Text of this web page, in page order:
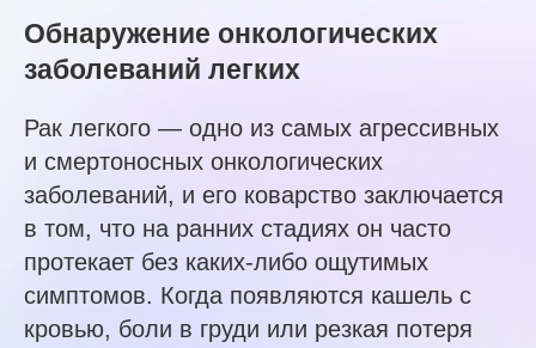
Обнаружение онкологических
заболеваний легких
Рак легкого — одно из самых агрессивных
и смертоносных онкологических
заболеваний, и его коварство заключается
в том, что на ранних стадиях он часто
протекает без каких-либо ощутимых
симптомов. Когда появляются кашель с
кровью, боли в груди или резкая потеря